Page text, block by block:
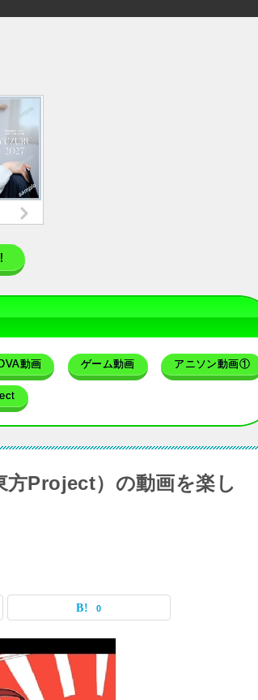
動画 ゲーム動画 アニソン動画①
方Project）の動画を楽し
0